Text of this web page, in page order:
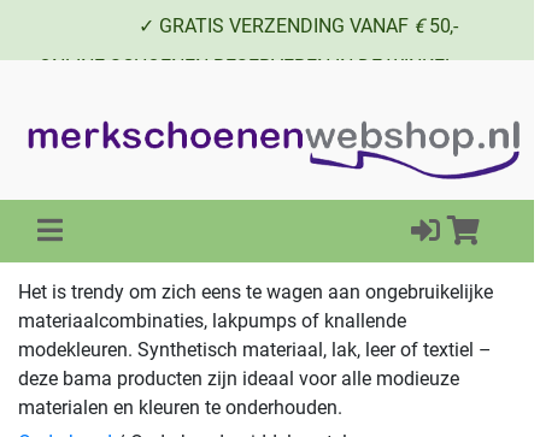
✓ GRATIS VERZENDING VANAF €50,-
✓ ONLINE SCHOENEN RESERVEREN IN DE WINKEL
Het is trendy om zich eens te wagen aan ongebruikelijke
materiaalcombinaties, lakpumps of knallende
modekleuren. Synthetisch materiaal, lak, leer of textiel –
deze bama producten zijn ideaal voor alle modieuze
materialen en kleuren te onderhouden.